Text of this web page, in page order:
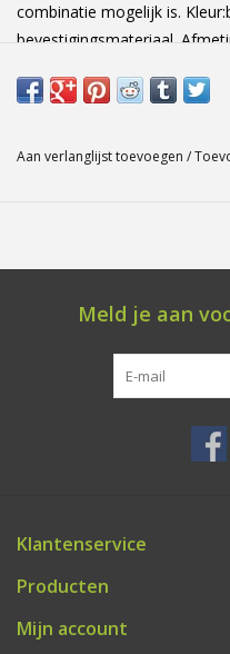
combinatie mogelijk is.
bevestigingsmateriaal.
Aan verlanglijst toevoegen /
Meld je aan
Klantenservice
Producten
Mijn account